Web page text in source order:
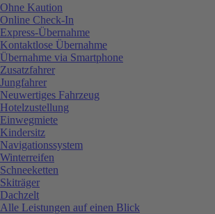
Ohne Kaution
Online Check-In
Express-Übernahme
Kontaktlose Übernahme
Übernahme via Smartphone
Zusatzfahrer
Jungfahrer
Neuwertiges Fahrzeug
Hotelzustellung
Einwegmiete
Kindersitz
Navigationssystem
Winterreifen
Schneeketten
Skiträger
Dachzelt
Alle Leistungen auf einen Blick